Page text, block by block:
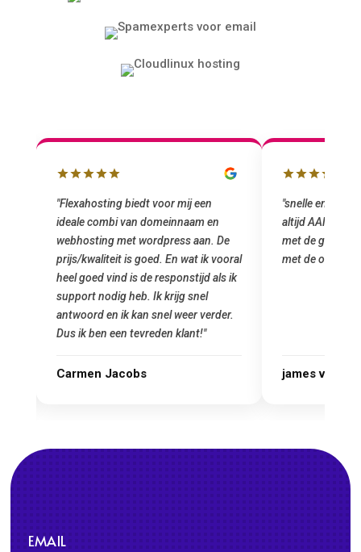
"Flexahosting biedt voor mij een
ideale combi van domeinnaam en
webhosting met wordpress aan. De
prijs/kwaliteit is goed. En wat ik vooral
heel goed vind is de responstijd als ik
support nodig heb. Ik krijg snel
antwoord en ik kan snel weer verder.
Dus ik ben een tevreden klant!"
Carmen Jacobs
"snelle en
altijd AAN (:
met de grote
met de
james van
EMAIL